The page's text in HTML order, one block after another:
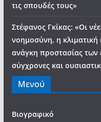
τις σπουδές τους»
Στέφανος Γκίκας: «Οι
νοημοσύνη, η κλιματική
ανάγκη προστασίας των
σύγχρονες και
Μενού
Βιογραφικό